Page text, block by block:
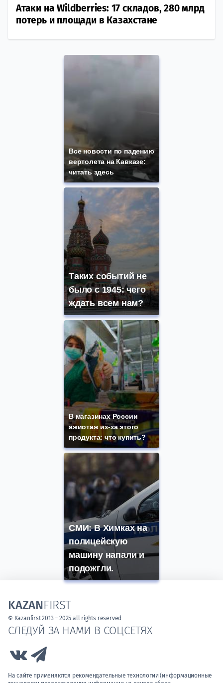
Атаки на Wildberries: 17 складов, 280 млрд
потерь и площади в Казахстане
Все новости по падению
вертолета на Кавказе:
читать здесь
Таких событий не
было с 1945: чего
ждать всем нам?
В магазинах России
ажиотаж из-за этого
продукта: что купить?
СМИ: В Химках на
полицейскую
машину напали и
подожгли.
СЛЕДУЙ ЗА НАМИ В СОЦСЕТЯХ
Link to Vk
На сайте применяются рекомендательные технологии (информационные
KAZANFIRST
© Kazanfirst 2013 – 2025 all rights reserved